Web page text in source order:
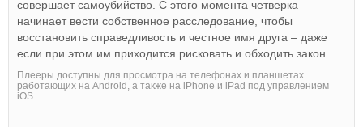
совершает самоубийство. С этого момента четверка
начинает вести собственное расследование, чтобы
восстановить справедливость и честное имя друга – даже
если при этом им приходится рисковать и обходить закон…
Плееры доступны для просмотра на телефонах и планшетах
работающих на Android, а также на iPhone и iPad под управлением
iOS.